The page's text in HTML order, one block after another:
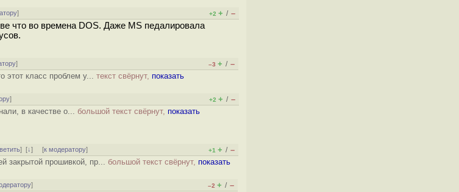
] +2 + / –
что во времена DOS. Даже MS педалировала
] –3 + / –
этот класс проблем у... текст свёрнут, показать
] +2 + / –
в качестве о... большой текст свёрнут, показать
][↓] [к модератору] +1 + / –
закрытой прошивкой, пр... большой текст свёрнут, показать
] –2 + / –